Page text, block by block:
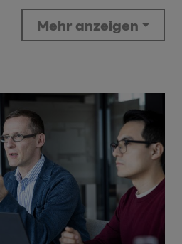
Mehr anzeigen